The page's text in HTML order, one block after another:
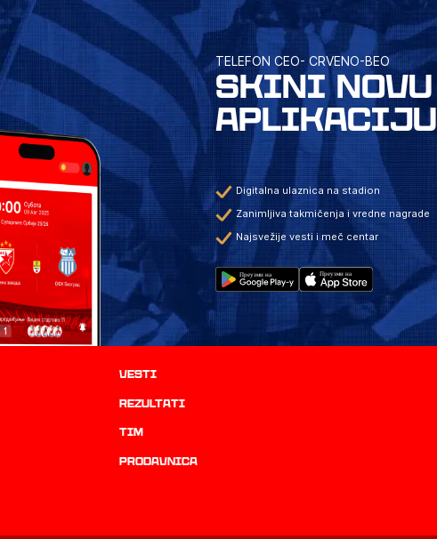
TELEFON CEO- CRVENO-BEO
SKINI NOVU
APLIKACIJU
Digitalna ulaznica na stadion
Zanimljiva takmičenja i vredne nagrade
Najsvežije vesti i meč centar
Vesti
rezultati
TIM
prodavnica